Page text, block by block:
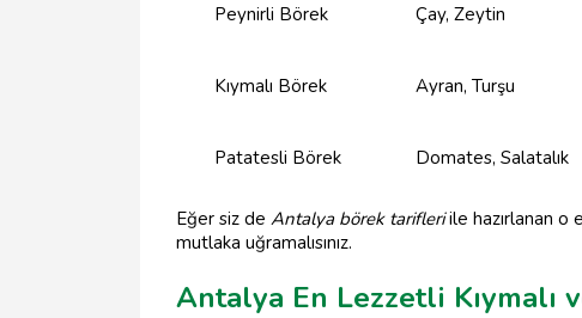
Peynirli Börek Çay, Zeytin
Kıymalı Börek Ayran, Turşu
Patatesli Börek Domates, Salatalık
Eğer siz de Antalya börek tarifleriile hazırlanan o
mutlaka uğramalısınız.
Antalya En Lezzetli Kıymalı